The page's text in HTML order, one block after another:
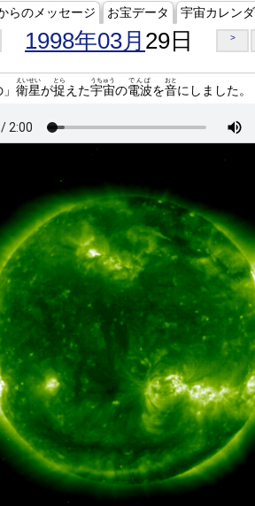
らのメッセージ お宝データ 宇宙カレン
1998年03月 29日 >
衛星
えいせい
が捉
とら
えた宇宙
うちゅう
の電波
でんぱ
を音
おと
にしました。